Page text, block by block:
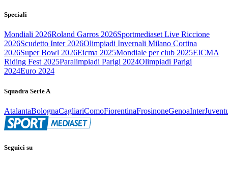
Speciali
Mondiali 2026Roland Garros 2026Sportmediaset Live Riccione
2026Scudetto Inter 2026Olimpiadi Invernali Milano Cortina
2026Super Bowl 2026Eicma 2025Mondiale per club 2025EICMA
Riding Fest 2025Paralimpiadi Parigi 2024Olimpiadi Parigi
2024Euro 2024
Squadra Serie A
AtalantaBolognaCagliariComoFiorentinaFrosinoneGenoaInter
Seguici su